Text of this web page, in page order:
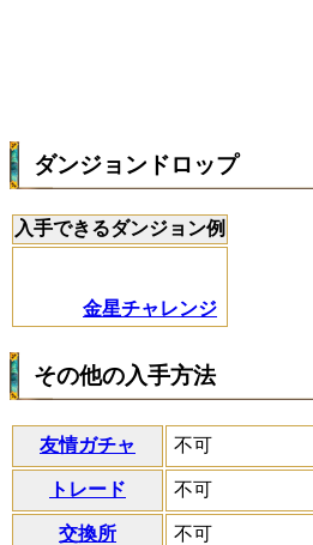
ダンジョンドロップ
入手できるダンジョン例
金星チャレンジ
その他の入手方法
友情ガチャ 不可
トレード 不可
交換所 不可